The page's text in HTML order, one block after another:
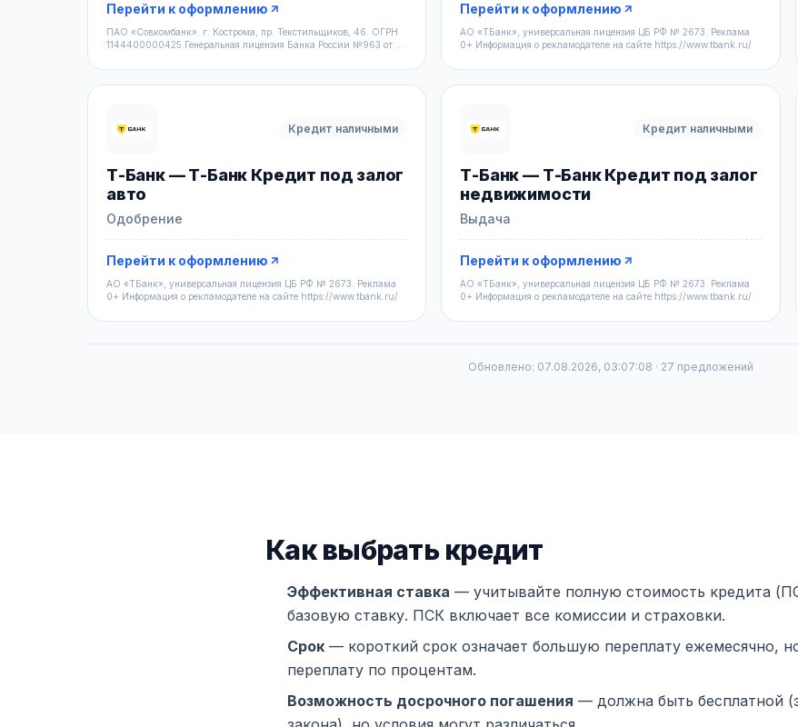
Перейти к оформлению
ПАО «Совкомбанк». г. Кострома, пр. Текстильщиков, 46. ОГРН
1144400000425.Генеральная лицензия Банка России №963 от 5
Перейти к оформлению
АО «ТБанк», универсальная лицензия ЦБ РФ № 2673. Реклама
0+ Информация о рекламодателе на сайте https://www.tbank.ru/
Кредит наличными
Т-Банк — Т-Банк Кредит под залог
авто
Одобрение
Перейти к оформлению
АО «ТБанк», универсальная лицензия ЦБ РФ № 2673. Реклама
0+ Информация о рекламодателе на сайте https://www.tbank.ru/
Кредит наличными
Т-Банк — Т-Банк Кредит под залог
недвижимости
Выдача
Перейти к оформлению
АО «ТБанк», универсальная лицензия ЦБ РФ № 2673. Реклама
0+ Информация о рекламодателе на сайте https://www.tbank.ru/
Обновлено: 07.08.2026, 03:07:08 · 27 предложений
Как выбрать кредит
Эффективная ставка — учитывайте полную стоимость кредита
базовую ставку. ПСК включает все комиссии и страховки.
Срок — короткий срок означает большую переплату ежемесячно,
переплату по процентам.
Возможность досрочного погашения — должна быть бесплатной